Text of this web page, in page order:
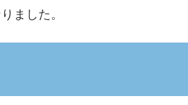
ました。